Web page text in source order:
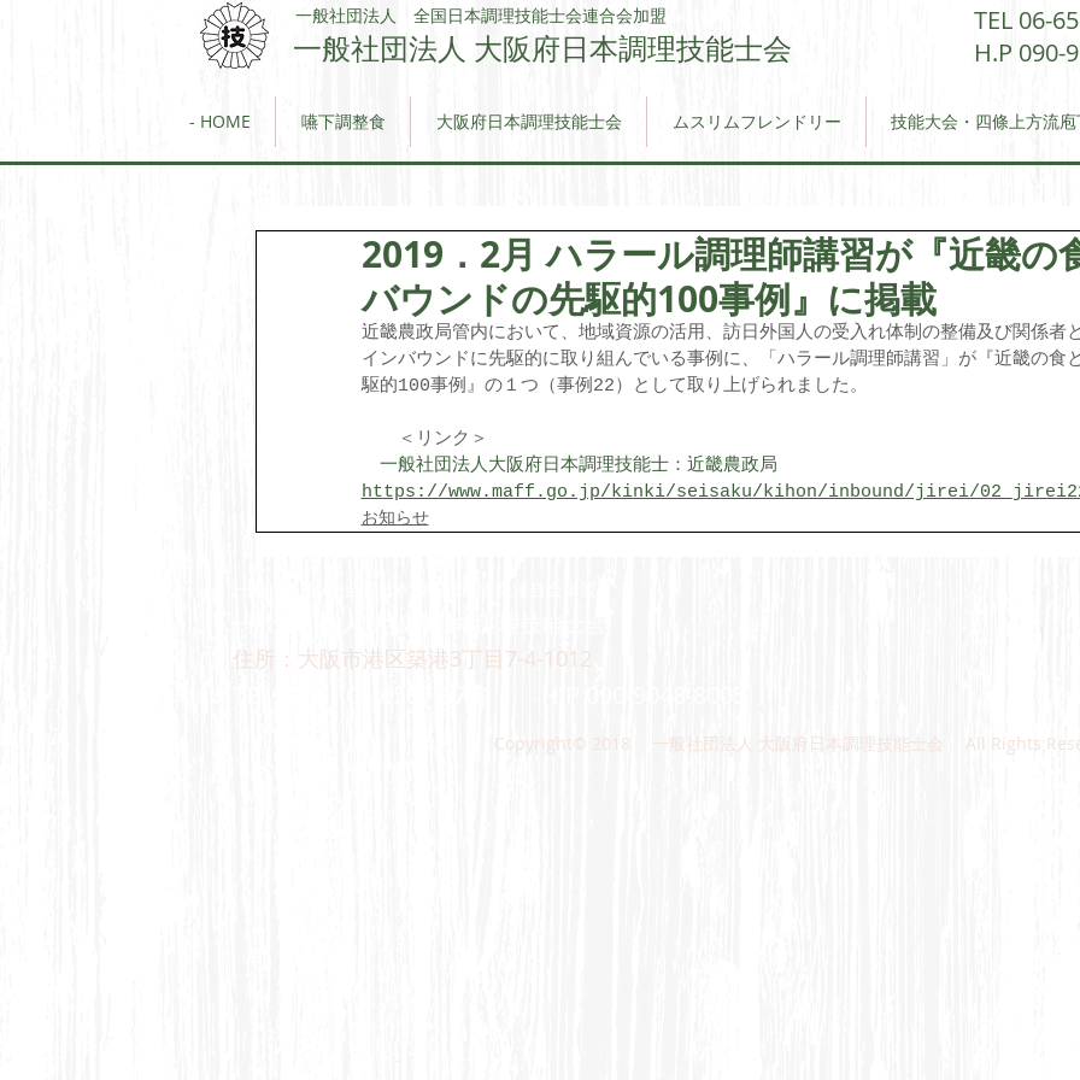
TEL 06-
H.P 090-
- HOME 嚥下調整食 大阪府日本調理技能士会 ムスリムフレンドリー 技能大会・四條上方流
一般社団法人 全国日本調理技能士会連合会加盟
一般社団法人 大阪府日本調理技能士会​
2019．2月 ハラール調理師講習が『近畿の
バウンドの先駆的100事例』に掲載
近畿農政局管内において、地域資源の活用、訪日外国人の受入れ体制の整備及び関係者
インバウンドに先駆的に取り組んでいる事例に、「ハラール調理師講習」が『近畿の食
駆的100事例』の１つ（事例22）として取り上げられました。
＜リンク＞
一般社団法人大阪府日本調理技能士：近畿農政局
https://www.maff.go.jp/kinki/seisaku/kihon/inbound/jirei/
お知らせ
住所：大阪市港区築港3丁目7-4-1012
Copyright© 2018 一般社団法人 大阪府日本調理技能士会 All Rights